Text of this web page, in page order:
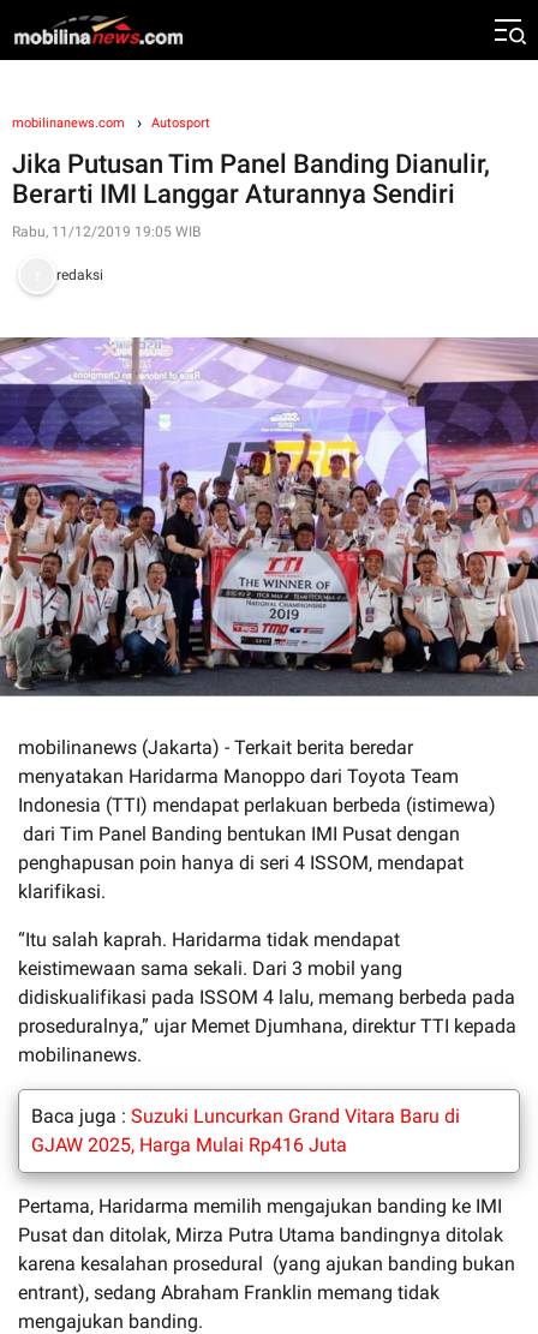
mobilinanews.com Autosport
Jika Putusan Tim Panel Banding Dianulir,
Berarti IMI Langgar Aturannya Sendiri
Rabu, 11/12/2019 19:05 WIB
redaksi
mobilinanews (Jakarta) - Terkait berita beredar
menyatakan Haridarma Manoppo dari Toyota Team
Indonesia (TTI) mendapat perlakuan berbeda (istimewa)
dari Tim Panel Banding bentukan IMI Pusat dengan
penghapusan poin hanya di seri 4 ISSOM, mendapat
klarifikasi.
“Itu salah kaprah. Haridarma tidak mendapat
keistimewaan sama sekali. Dari 3 mobil yang
didiskualifikasi pada ISSOM 4 lalu, memang berbeda pada
proseduralnya,” ujar Memet Djumhana, direktur TTI kepada
mobilinanews.
Baca juga : Suzuki Luncurkan Grand Vitara Baru di
GJAW 2025, Harga Mulai Rp416 Juta
Pertama, Haridarma memilih mengajukan banding ke IMI
Pusat dan ditolak, Mirza Putra Utama bandingnya ditolak
karena kesalahan prosedural (yang ajukan banding bukan
entrant), sedang Abraham Franklin memang tidak
mengajukan banding.